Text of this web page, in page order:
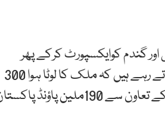
گندم کوایکسپورٹ کرکے پھر
امپورٹ کیاگیا ، ماضی میں حلقہ یاراں کی جیبیں بھری گئیں ۔ پھر یہ نعرے لگاتے رہے ہیں کہ ملک کا لوٹا ہوا 300
ارب روپے واپس لائیں گے ۔ لوٹی ہوئی دولت تو نہ واپس آئی مگر برطا نو ی ادارے کے تعاون سے 190ملین